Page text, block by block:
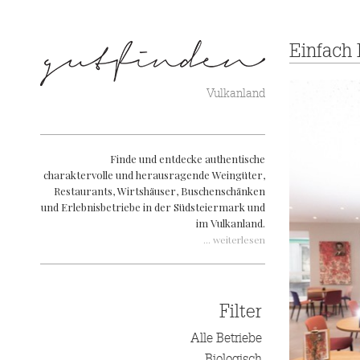
Vulkanland
Finde und entdecke authentische
charaktervolle und herausragende Weingüter,
Restaurants, Wirtshäuser, Buschenschänken
und Erlebnisbetriebe in der Südsteiermark und
im Vulkanland.
... weiterlesen
Filter
Alle Betriebe